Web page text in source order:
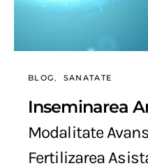
BLOG SANATATE
Inseminarea
Modalitate
Fertilizarea